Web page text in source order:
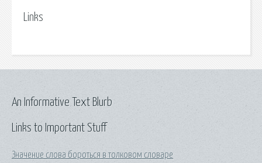
Links
Links to Important Stuff
Значение слова бороться в толковом словаре
An Informative Text Blurb